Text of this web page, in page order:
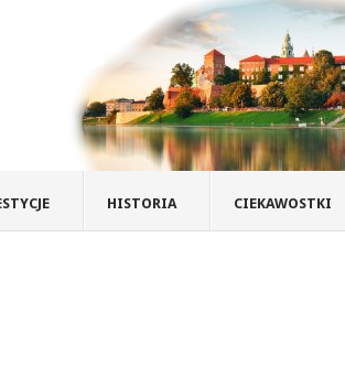
HISTORIA CIEKAWOSTKI